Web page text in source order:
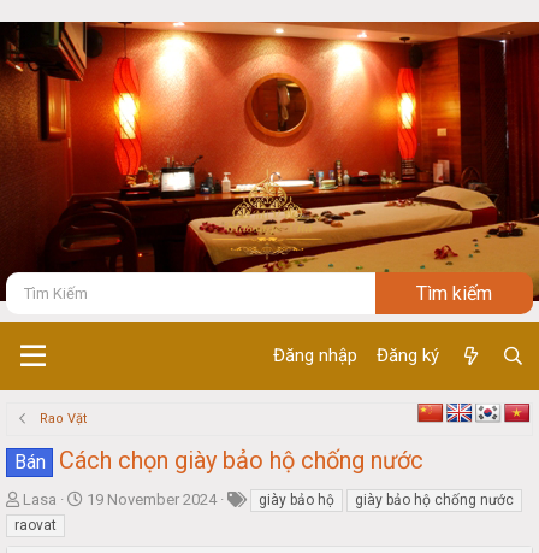
Đăng nhập Đăng ký
Rao Vặt
Bán Cách chọn giày bảo hộ chống nước
T
h
r
Lasa
S19 November 2024 giày bảo hộ
giày bảo hộ chống nước
raovat